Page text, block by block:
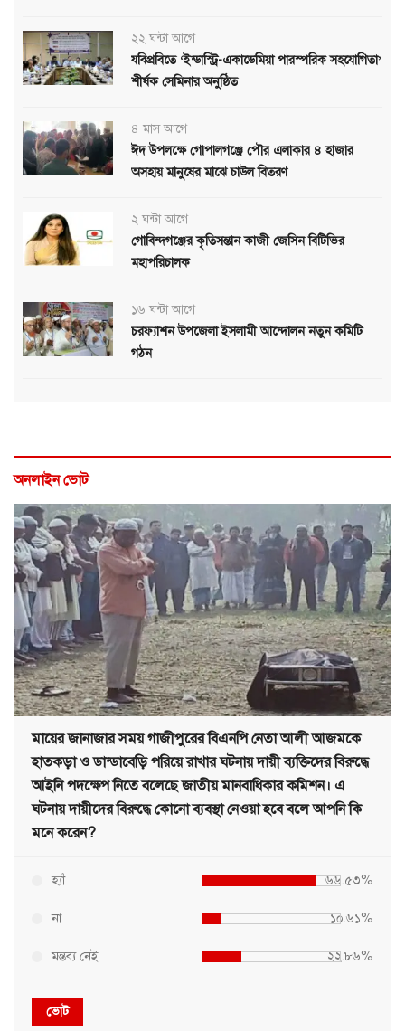
২২ ঘন্টা আগে
যবিপ্রবিতে ‘ইন্ডাস্ট্রি-একাডেমিয়া পারস্পরিক সহযোগিতা’
শীর্ষক সেমিনার অনুষ্ঠিত
৪ মাস আগে
ঈদ উপলক্ষে গোপালগঞ্জে পৌর এলাকার ৪ হাজার
অসহায় মানুষের মাঝে চাউল বিতরণ
২ ঘন্টা আগে
গোবিন্দগঞ্জের কৃতিসন্তান কাজী জেসিন বিটিভির
মহাপরিচালক
১৬ ঘন্টা আগে
চরফ্যাশন উপজেলা ইসলামী আন্দোলন নতুন কমিটি
গঠন
অনলাইন ভোট
মায়ের জানাজার সময় গাজীপুরের বিএনপি নেতা আলী আজমকে
হাতকড়া ও ডান্ডাবেড়ি পরিয়ে রাখার ঘটনায় দায়ী ব্যক্তিদের বিরুদ্ধে
আইনি পদক্ষেপ নিতে বলেছে জাতীয় মানবাধিকার কমিশন। এ
ঘটনায় দায়ীদের বিরুদ্ধে কোনো ব্যবস্থা নেওয়া হবে বলে আপনি কি
মনে করেন?
হ্যাঁ ৬৬.৫৩%
না ১০.৬১%
মন্তব্য নেই ২২.৮৬%
ভোট